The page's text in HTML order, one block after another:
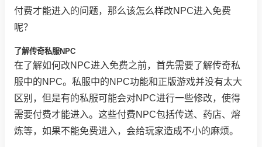
付费才能进入的问题，那么该怎么样改NPC进入免费
呢？
了解传奇私服NPC
在了解如何改NPC进入免费之前，首先需要了解传奇私
服中的NPC。私服中的NPC功能和正版游戏并没有太大
区别，但是有的私服可能会对NPC进行一些修改，使得
需要付费才能进入。这些付费NPC包括传送、药店、熔
炼等，如果不能免费进入，会给玩家造成不小的麻烦。